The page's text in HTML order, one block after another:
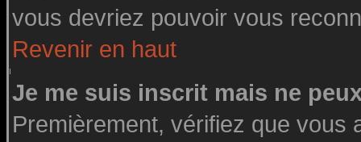
vous devriez pouvoir vous
Revenir en haut
Je me suis inscrit mais ne
Premièrement, vérifiez que